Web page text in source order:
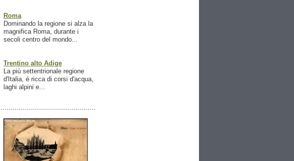
Roma
Dominando la regione si alza la
magnifica Roma, durante i
secoli centro del mondo...
Trentino alto Adige
La più settentrionale regione
d'Italia, é ricca di corsi d'acqua,
laghi alpini e...